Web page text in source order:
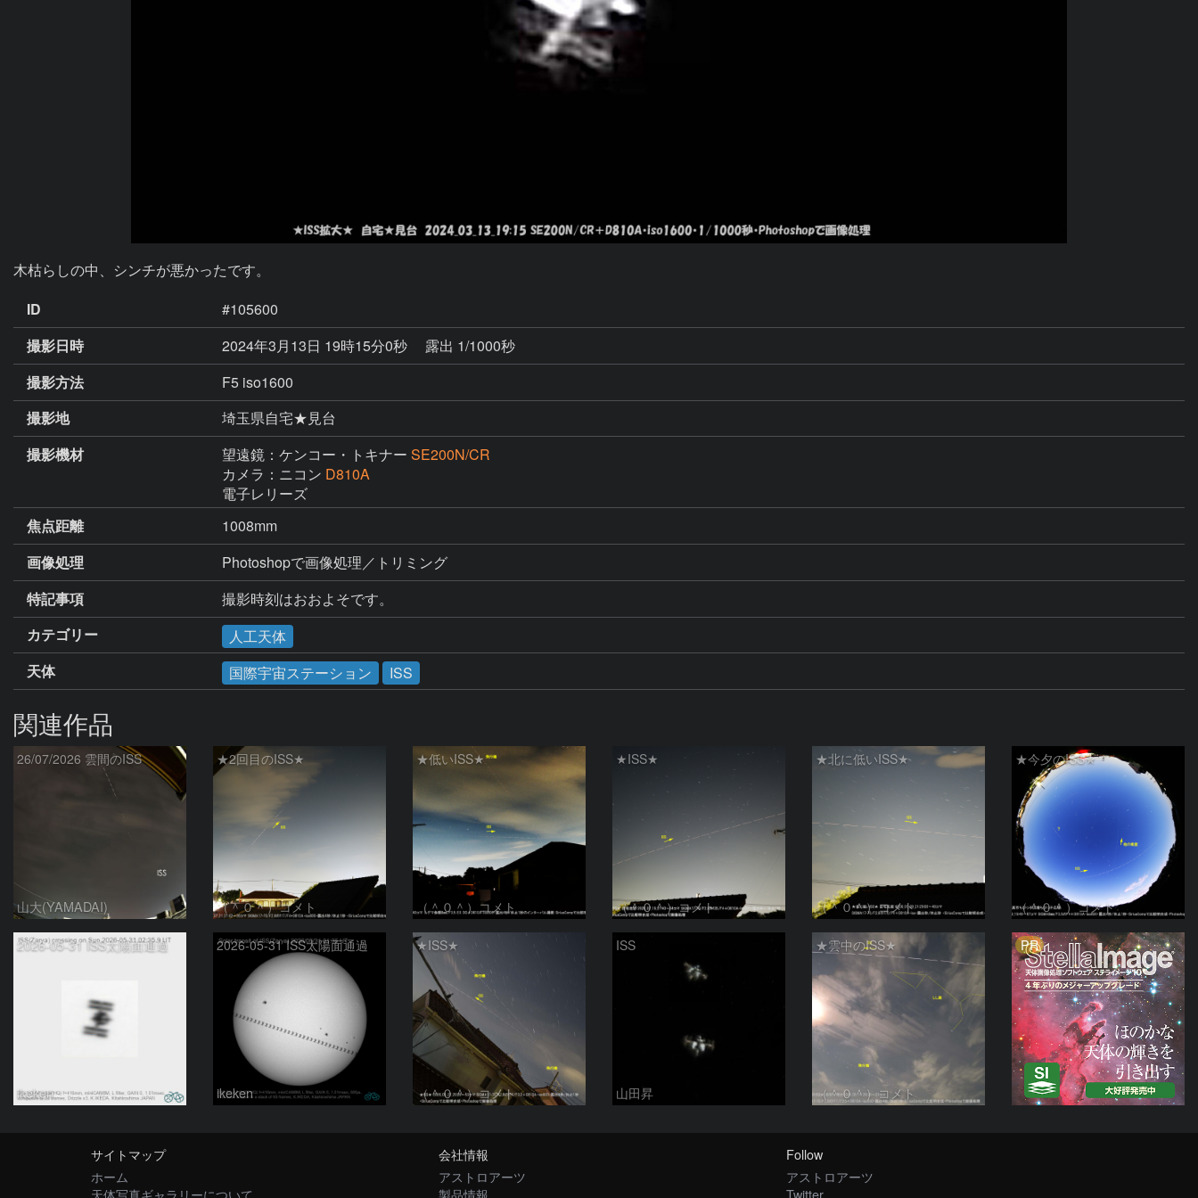
木枯らしの中、シンチが悪かったです。
ID
#105600
撮影日時
2024年3月13日 19時15分0秒
露出 1/1000秒
撮影方法
F5 iso1600
撮影地
埼玉県自宅★見台
撮影機材
望遠鏡：ケンコー・トキナー SE200N/CR
カメラ：ニコン D810A
電子レリーズ
焦点距離
1008mm
画像処理
Photoshopで画像処理／トリミング
特記事項
撮影時刻はおおよそです。
カテゴリー
人工天体
天体
国際宇宙ステーション ISS
関連作品
26/07/2026 雲間のISS
山大(YAMADAI)
★2回目のISS★
（＾０＾）コメト
★低いISS★
（＾０＾）コメト
★ISS★
（＾０＾）コメト
★北に低いISS★
（＾０＾）コメト
★今夕のISS★
（＾０＾）コメト
2026-05-31 ISS太陽面通過
ikeken
2026-05-31 ISS太陽面通過
ikeken
★ISS★
（＾０＾）コメト
ISS
山田昇
★雲中のISS★
（＾０＾）コメト
PR
サイトマップ
ホーム
天体写真ギャラリーについて
会社情報
アストロアーツ
製品情報
Follow
アストロアーツ
Twitter